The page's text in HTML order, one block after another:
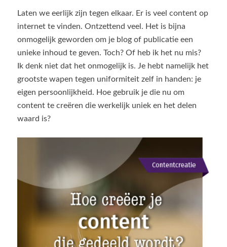
Laten we eerlijk zijn tegen elkaar. Er is veel content op
internet te vinden. Ontzettend veel. Het is bijna
onmogelijk geworden om je blog of publicatie een
unieke inhoud te geven. Toch? Of heb ik het nu mis?
Ik denk niet dat het onmogelijk is. Je hebt namelijk het
grootste wapen tegen uniformiteit zelf in handen: je
eigen persoonlijkheid. Hoe gebruik je die nu om
content te creëren die werkelijk uniek en het delen
waard is?